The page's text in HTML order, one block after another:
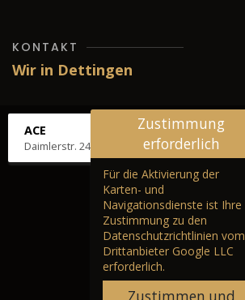
KONTAKT
Wir in Dettingen
ACE
Daimlerstr. 24, 72581 Dettingen
Zustimmung
erforderlich
Für die Aktivierung der
Karten- und
Navigationsdienste ist Ihre
Zustimmung zu den
Datenschutzrichtlinien vom
Drittanbieter Google LLC
erforderlich.
Zustimmen und